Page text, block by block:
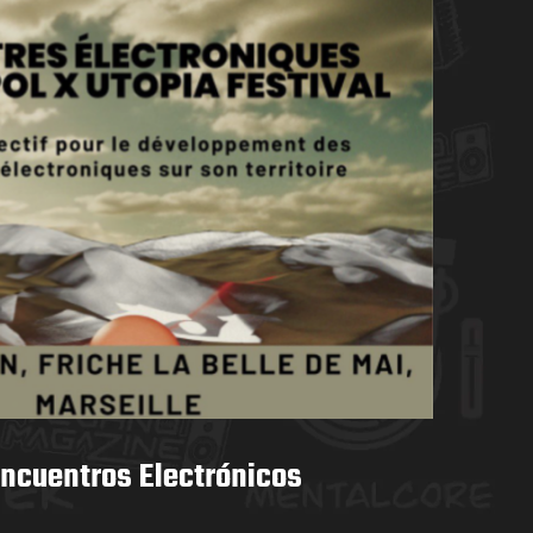
Electrónicos